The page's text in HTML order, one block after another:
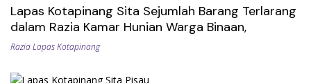
Lapas Kotapinang Sita Sejumlah Barang Terlarang
dalam Razia Kamar Hunian Warga Binaan,
Razia Lapas Kotapinang